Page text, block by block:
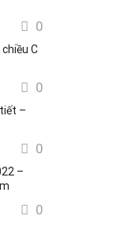
0
C
0
–
0
–
0